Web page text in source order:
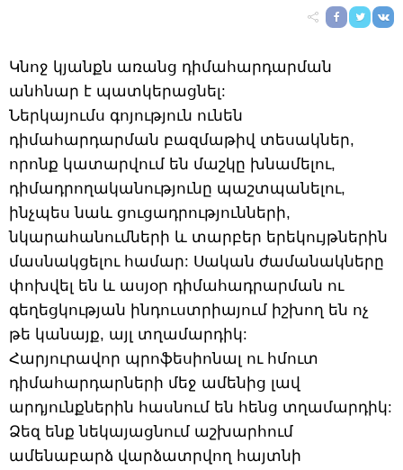
Կնոջ կյանքն առանց դիմահարդարման
անհնար է պատկերացնել:
Ներկայումս գոյություն ունեն
դիմահարդարման բազմաթիվ տեսակներ,
որոնք կատարվում են մաշկը խնամելու,
դիմադրողականությունը պաշտպանելու,
ինչպես նաև ցուցադրությունների,
նկարահանումների և տարբեր երեկույթներին
մասնակցելու համար: Սական ժամանակները
փոխվել են և ասյօր դիմահադրարման ու
գեղեցկության ինդուստրիայում իշխող են ոչ
թե կանայք, այլ տղամարդիկ:
Հարյուրավոր պրոֆեսիոնալ ու հմուտ
դիմահարդարների մեջ ամենից լավ
արդյունքներին հասնում են հենց տղամարդիկ:
Ձեզ ենք նեկայացնում աշխարհում
ամենաբարձ վարձատրվող հայտնի